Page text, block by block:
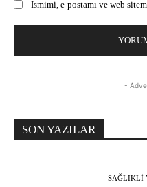
Ismimi, e-postamı ve web
-
SON YAZILAR
SAĞLIKLI